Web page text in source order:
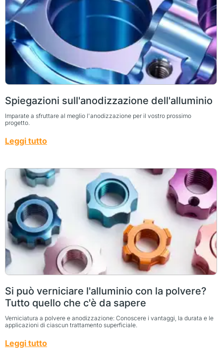
Spiegazioni sull'anodizzazione dell'alluminio
Imparate a sfruttare al meglio l'anodizzazione per il vostro prossimo
progetto.
Leggi tutto
Si può verniciare l'alluminio con la polvere?
Tutto quello che c'è da sapere
Verniciatura a polvere e anodizzazione: Conoscere i vantaggi, la durata e le
applicazioni di ciascun trattamento superficiale.
Leggi tutto